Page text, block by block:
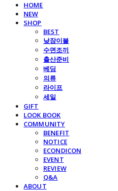
HOME
NEW
SHOP
BEST
낮잠이불
수면조끼
출산준비
베딩
의류
라이프
세일
GIFT
LOOK BOOK
COMMUNITY
BENEFIT
NOTICE
ECONDICON
EVENT
REVIEW
Q&A
ABOUT